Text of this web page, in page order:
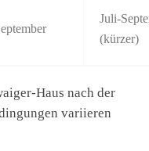
Juli-
(kürzer)
Haus nach der
variieren